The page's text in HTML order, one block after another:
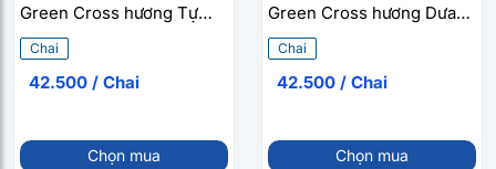
Green Cross hương Tự
nhiên (250ml)
Chai
42.500 / Chai
Chọn mua
Green Cross hương Dưa
táo (250ml)
Chai
42.500 / Chai
Chọn mua